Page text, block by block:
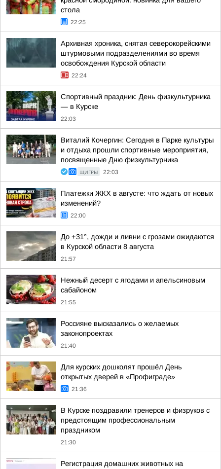
стола
22:25
Архивная хроника, снятая северокорейскими
штурмовыми подразделениями во время
освобождения Курской области
22:24
Спортивный праздник: День физкультурника
— в Курске
22:03
Виталий Кочергин: Сегодня в Парке культуры
и отдыха прошли спортивные мероприятия,
посвященные Дню физкультурника
ЩИГРЫ 22:03
Платежки ЖКХ в августе: что ждать от новых
изменений?
22:00
До +31°, дожди и ливни с грозами ожидаются
в Курской области 8 августа
21:57
Нежный десерт с ягодами и апельсиновым
сабайоном
21:55
Россияне высказались о желаемых
законопроектах
21:40
Для курских дошколят прошёл День
открытых дверей в «Профиграде»
21:36
В Курске поздравили тренеров и физруков с
предстоящим профессиональным
праздником
21:30
Регистрация домашних животных на